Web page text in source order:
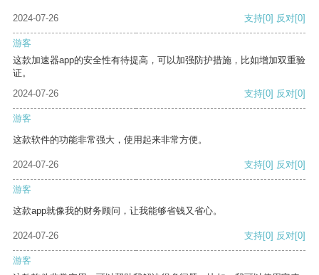
2024-07-26 支持[0] 反对[0]
游客
这款加速器app的安全性有待提高，可以加强防护措施，比如增加双重验
证。
2024-07-26
支持[0] 反对[0]
游客
这款软件的功能非常强大，使用起来非常方便。
2024-07-26 支持[0] 反对[0]
游客
这款app就像我的财务顾问，让我能够省钱又省心。
2024-07-26 支持[0] 反对[0]
游客